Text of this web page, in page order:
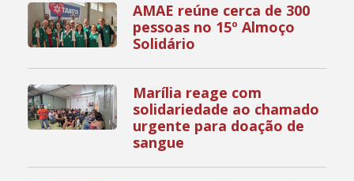
AMAE reúne cerca de 300
pessoas no 15º Almoço
Solidário
Marília reage com
solidariedade ao chamado
urgente para doação de
sangue